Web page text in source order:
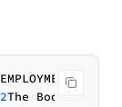
The Board (